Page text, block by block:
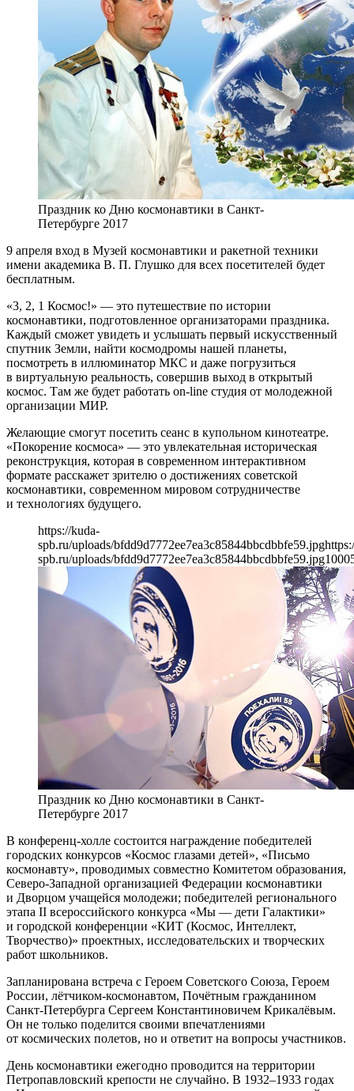
Праздник ко Дню космонавтики в Санкт-
Петербурге 2017
9 апреля вход в Музей космонавтики и ракетной техники
имени академика В. П. Глушко для всех посетителей будет
бесплатным.
«3, 2, 1 Космос!» — это путешествие по истории
космонавтики, подготовленное организаторами праздника.
Каждый сможет увидеть и услышать первый искусственный
спутник Земли, найти космодромы нашей планеты,
посмотреть в иллюминатор МКС и даже погрузиться
в виртуальную реальность, совершив выход в открытый
космос. Там же будет работать on-line студия от молодежной
организации МИР.
Желающие смогут посетить сеанс в купольном кинотеатре.
«Покорение космоса» — это увлекательная историческая
реконструкция, которая в современном интерактивном
формате расскажет зрителю о достижениях советской
космонавтики, современном мировом сотрудничестве
и технологиях будущего.
https://kuda-
spb.ru/uploads/bfdd9d7772ee7ea3c85844bbcdbbfe59.jpg
spb.ru/uploads/bfdd9d7772ee7ea3c85844bbcdbbfe59.jpg1000
Праздник ко Дню космонавтики в Санкт-
Петербурге 2017
В конференц-холле состоится награждение победителей
городских конкурсов «Космос глазами детей», «Письмо
космонавту», проводимых совместно Комитетом образования,
Северо-Западной организацией Федерации космонавтики
и Дворцом учащейся молодежи; победителей регионального
этапа II всероссийского конкурса «Мы — дети Галактики»
и городской конференции «КИТ (Космос, Интеллект,
Творчество)» проектных, исследовательских и творческих
работ школьников.
Запланирована встреча с Героем Советского Союза, Героем
России, лётчиком-космонавтом, Почётным гражданином
Санкт-Петербурга Сергеем Константиновичем Крикалёвым.
Он не только поделится своими впечатлениями
от космических полетов, но и ответит на вопросы участников.
День космонавтики ежегодно проводится на территории
Петропавловский крепости не случайно. В 1932–1933 годах